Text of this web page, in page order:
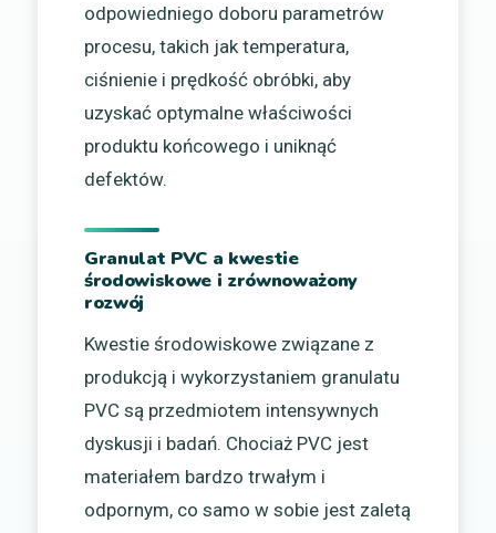
odpowiedniego doboru parametrów
procesu, takich jak temperatura,
ciśnienie i prędkość obróbki, aby
uzyskać optymalne właściwości
produktu końcowego i uniknąć
defektów.
Granulat PVC a kwestie
środowiskowe i zrównoważony
rozwój
Kwestie środowiskowe związane z
produkcją i wykorzystaniem granulatu
PVC są przedmiotem intensywnych
dyskusji i badań. Chociaż PVC jest
materiałem bardzo trwałym i
odpornym, co samo w sobie jest zaletą